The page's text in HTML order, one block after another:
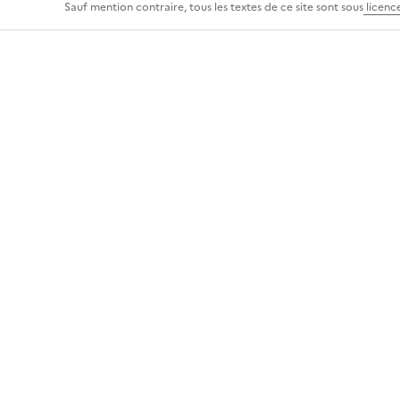
Sauf mention contraire, tous les textes de ce site sont sous